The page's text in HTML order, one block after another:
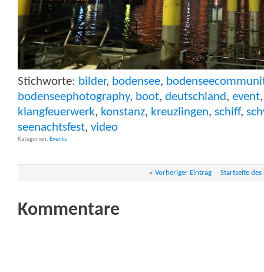
Stichworte: bilder, bodensee,
bodenseephotography, boot, deutschland, event
klangfeuerwerk, konstanz, kreuzlingen, schiff,
seenachtsfest, video
Kategorien Events
« Vorheriger Eintrag Startseite des
Kommentare